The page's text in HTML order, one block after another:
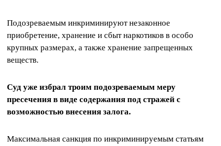
Подозреваемым инкриминируют незаконное
приобретение, хранение и сбыт наркотиков в особо
крупных размерах, а также хранение запрещенных
веществ.
Суд уже избрал троим подозреваемым меру
пресечения в виде содержания под стражей с
возможностью внесения залога.
Максимальная санкция по инкриминируемым статьям